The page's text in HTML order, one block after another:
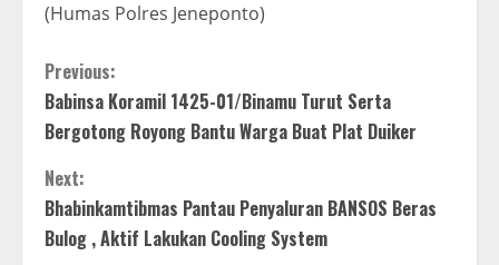
(Humas Polres Jeneponto)
C
o
n
t
Previous:
Babinsa Koramil 1425-01/Binamu Turut Serta
Bergotong Royong Bantu Warga Buat Plat Duiker
Next:
Bhabinkamtibmas Pantau Penyaluran BANSOS Beras
Bulog , Aktif Lakukan Cooling System